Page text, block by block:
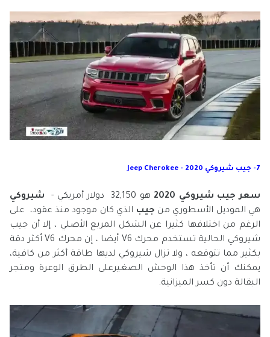
7- جيب شيروكي 2020 - Jeep Cherokee
سعر جيب شيروكي 2020 هو 32,150 دولار أمريكي -
شيروكي
هي الموديل الأسطوري من جيب الذي كان موجود منذ عقود، على
الرغم من اختلافها كثيرا عن الشكل المربع الأصلي ، إلا أن جيب
شيروكي الحالية تستخدم محرك V6 أيضا ، إن محرك V6 أكثر دقة
بكثير مما تتوقعه ، ولا تزال شيروكي لديها طاقة أكثر من كافية،
يمكنك أن تأخذ هذا الوحش الصغيرعلى الطرق الوعرة ومتجر
البقالة دون كسر الميزانية.